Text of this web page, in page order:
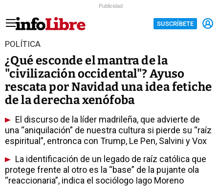
Publicidad
SUSCRÍBETE
POLÍTICA
¿Qué esconde el mantra de la
"civilización occidental"? Ayuso
rescata por Navidad una idea fetiche
de la derecha xenófoba
El discurso de la líder madrileña, que advierte de
una “aniquilación” de nuestra cultura si pierde su “raíz
espiritual”, entronca con Trump, Le Pen, Salvini y Vox
La identificación de un legado de raíz católica que
protege frente al otro es la “base” de la pujante ola
“reaccionaria”, indica el sociólogo Iago Moreno